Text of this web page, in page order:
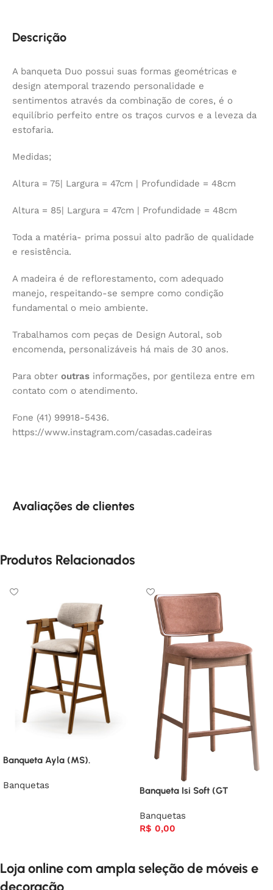
Descrição
A banqueta Duo possui suas formas geométricas e
design atemporal trazendo personalidade e
sentimentos através da combinação de cores, é o
equilíbrio perfeito entre os traços curvos e a leveza da
estofaria.
Medidas;
Altura = 75| Largura = 47cm | Profundidade = 48cm
Altura = 85| Largura = 47cm | Profundidade = 48cm
Toda a matéria- prima possui alto padrão de qualidade
e resistência.
A madeira é de reflorestamento, com adequado
manejo, respeitando-se sempre como condição
fundamental o meio ambiente.
Trabalhamos com peças de Design Autoral, sob
encomenda, personalizáveis há mais de 30 anos.
Para obter outras informações, por gentileza entre em
contato com o atendimento.
Fone (41) 99918-5436.
https://www.instagram.com/casadas.cadeiras
Avaliações de clientes
Produtos Relacionados
Banqueta Ayla (MS).
Banquetas
Banqueta Isi Soft (GT
Banquetas
R$ 0,00
Loja online com ampla seleção de móveis e